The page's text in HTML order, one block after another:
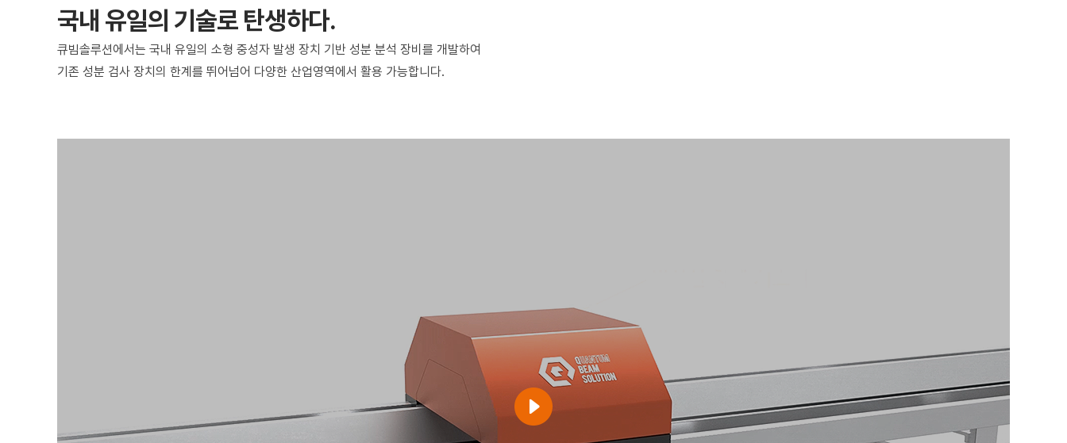
국내 유일의 기술로 탄생하다.
큐빔솔루션에서는 국내 유일의 소형 중성자 발생 장치 기반 성분 분석 장비를 개발하여
기존 성분 검사 장치의 한계를 뛰어넘어 다양한 산업영역에서 활용 가능합니다.